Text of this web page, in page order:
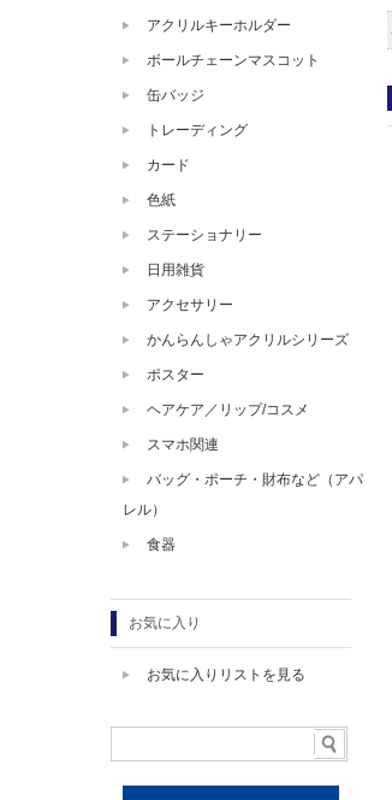
アクリルキーホルダー
ボールチェーンマスコット
缶バッジ
トレーディング
カード
色紙
ステーショナリー
日用雑貨
アクセサリー
かんらんしゃアクリルシリーズ
ポスター
ヘアケア／リップ/コスメ
スマホ関連
バッグ・ポーチ・財布など（アパ
レル）
食器
お気に入り
お気に入りリストを見る